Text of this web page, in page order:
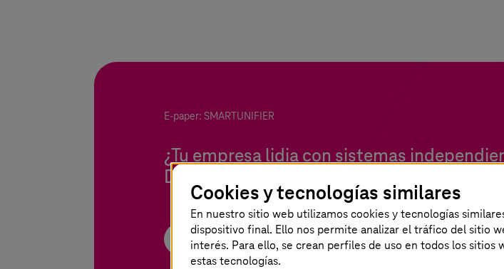
E-paper: SMARTUNIFIER
¿Tu empresa lidia con sistemas
Descubre cómo SMARTUNIFIER está
Descargar E-Paper
Cookies y tecnologías similares
En nuestro sitio web utilizamos cookies y tecnologías
dispositivo final. Ello nos permite analizar el tráfico del sitio
interés. Para ello, se crean perfiles de uso en todos los
estas tecnologías.